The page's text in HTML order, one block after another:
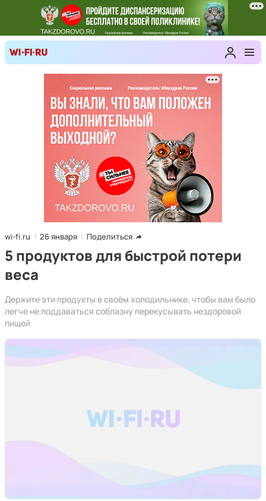
wi-fi.ru 26 января Поделиться
5 продуктов для быстрой потери
веса
Держите эти продукты в своём холодильнике, чтобы вам было
легче не поддаваться соблазну перекусывать нездоровой
пищей